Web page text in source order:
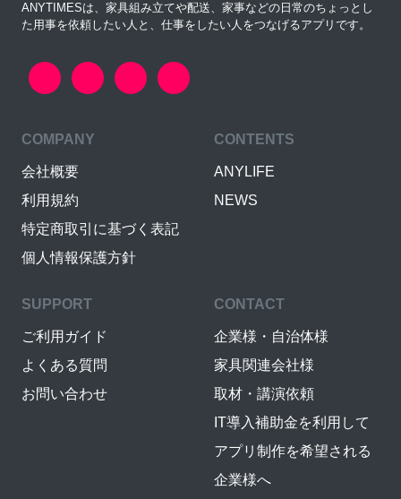
ANYTIMESは、家具組み立てや配送、家事などの日常のちょっとし
た用事を依頼したい人と、仕事をしたい人をつなげるアプリです。
COMPANY
会社概要
利用規約
特定商取引に基づく表記
個人情報保護方針
CONTENTS
ANYLIFE
NEWS
SUPPORT
ご利用ガイド
よくある質問
お問い合わせ
CONTACT
企業様・自治体様
家具関連会社様
取材・講演依頼
IT導入補助金を利用して
アプリ制作を希望される
企業様へ